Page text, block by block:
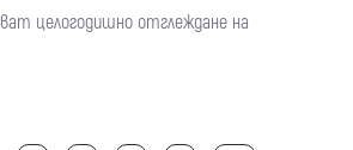
целогодишно отглеждане на